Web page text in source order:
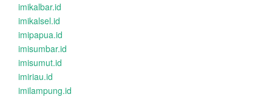
imikalbar.id
imikalsel.id
imipapua.id
imisumbar.id
imisumut.id
imiriau.id
imilampung.id